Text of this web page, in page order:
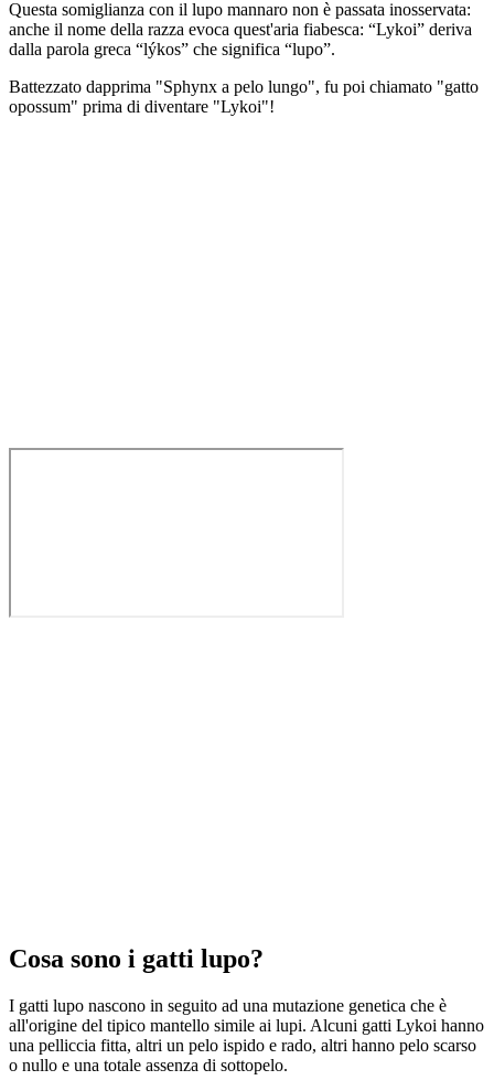
Questa somiglianza con il lupo mannaro non è passata inosservata:
anche il nome della razza evoca quest'aria fiabesca: “Lykoi” deriva
dalla parola greca “lýkos” che significa “lupo”.
Battezzato dapprima "Sphynx a pelo lungo", fu poi chiamato "gatto
opossum" prima di diventare "Lykoi"!
Cosa sono i gatti lupo?
I gatti lupo nascono in seguito ad una mutazione genetica che è
all'origine del tipico mantello simile ai lupi. Alcuni gatti Lykoi hanno
una pelliccia fitta, altri un pelo ispido e rado, altri hanno pelo scarso
o nullo e una totale assenza di sottopelo.